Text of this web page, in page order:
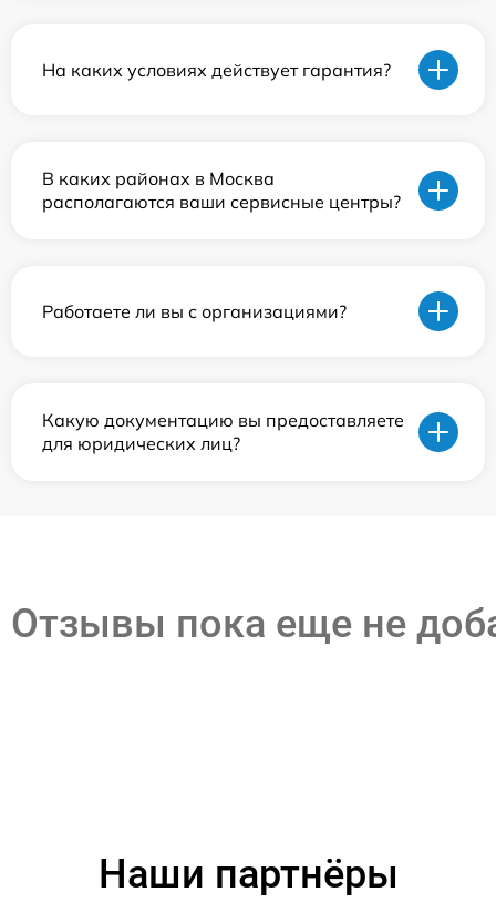
На каких условиях действует гарантия?
В каких районах в Москва
располагаются ваши сервисные центры?
Работаете ли вы с организациями?
Какую документацию вы предоставляете
для юридических лиц?
Отзывы пока еще не
Наши партнёры